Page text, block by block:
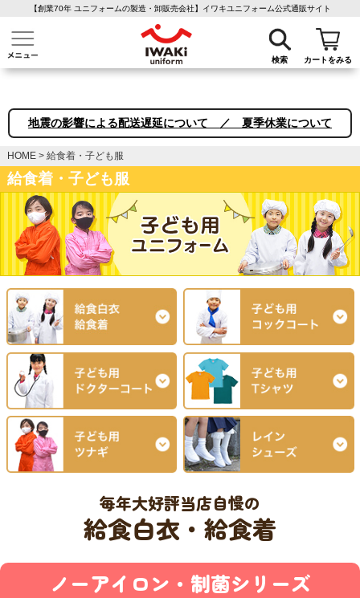
【創業70年 ユニフォームの製造・卸販売会社】イワキユニフォーム公式通販サイト
検索 カートをみる
介護ユニフォーム 作業着・作業服 ファン付き作業着 医療白衣
地震の影響による配送遅延について ／ 夏季休業について
HOME 給食着・子ども服
給食着・子ども服
毎年大好評当店自慢の
給食白衣・給食着
ノーアイロン・制菌シリーズ